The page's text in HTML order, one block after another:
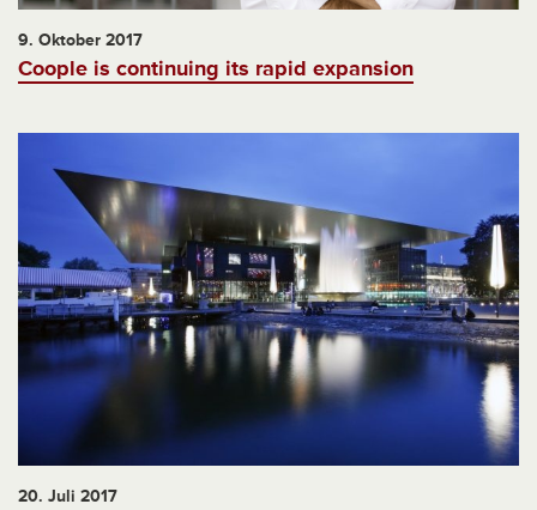
9. Oktober 2017
Coople is continuing its rapid expansion
20. Juli 2017